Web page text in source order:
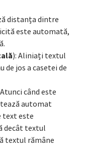
distanța dintre
este automată,
): Aliniați textul
de jos a casetei de
când este
automat
text este
decât textul
textul rămâne